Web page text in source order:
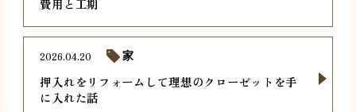
費用と工期
押入れをリフォームして理想のクローゼットを手
に入れた話
2026.04.20 家